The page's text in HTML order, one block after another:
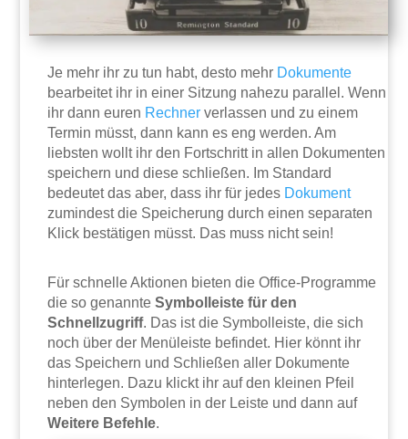
Je mehr ihr zu tun habt, desto mehr Dokumente
bearbeitet ihr in einer Sitzung nahezu parallel. Wenn
ihr dann euren Rechner verlassen und zu einem
Termin müsst, dann kann es eng werden. Am
liebsten wollt ihr den Fortschritt in allen Dokumenten
speichern und diese schließen. Im Standard
bedeutet das aber, dass ihr für jedes Dokument
zumindest die Speicherung durch einen separaten
Klick bestätigen müsst. Das muss nicht sein!
Für schnelle Aktionen bieten die Office-Programme
die so genannteSymbolleiste für den
Schnellzugriff. Das ist die Symbolleiste, die sich
noch über der Menüleiste befindet. Hier könnt ihr
das Speichern und Schließen aller Dokumente
hinterlegen. Dazu klickt ihr auf den kleinen Pfeil
neben den Symbolen in der Leiste und dann auf
Weitere Befehle.